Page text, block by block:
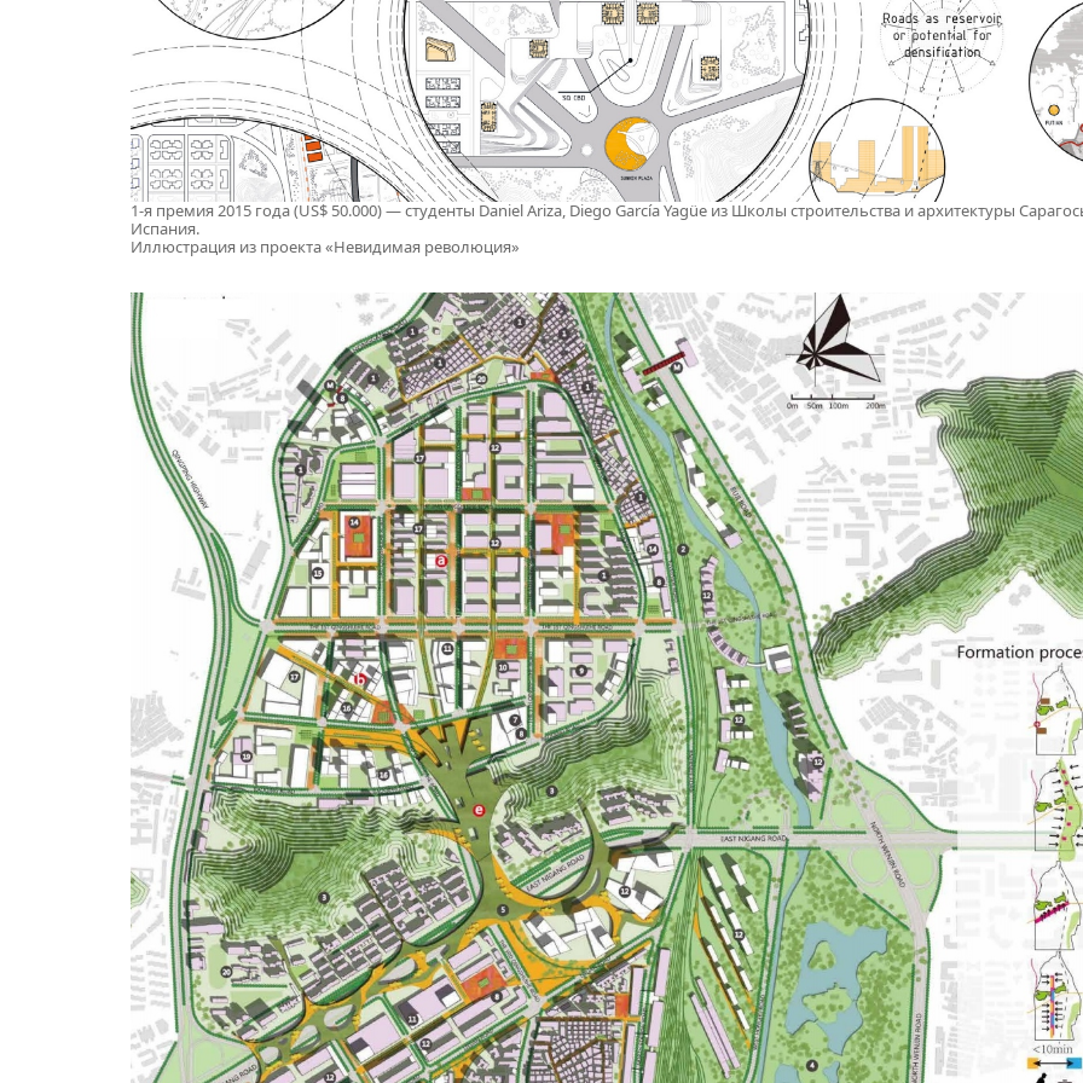
1-я премия 2015 года (US$ 50.000) — студенты Daniel Ariza, Diego García Yagüe из Школы строительства и архитектуры
Испания.
Иллюстрация из проекта «Невидимая революция»